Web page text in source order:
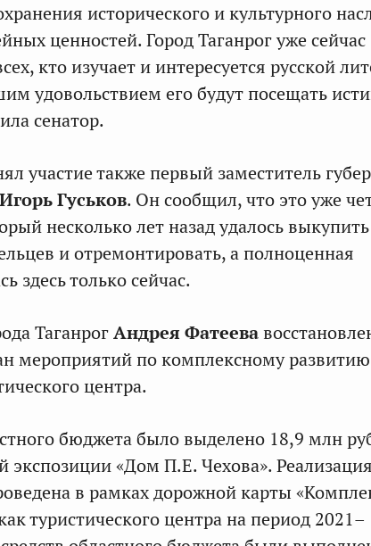
исторического и культурного
ценностей. Город Таганрог уже сейчас
кто изучает и интересуется русской
удовольствием его будут посещать
сенатор.
участие также первый заместитель
Игорь Гуськов. Он сообщил, что это уже
несколько лет назад удалось выкупить
и отремонтировать, а полноценная
здесь только сейчас.
ТаганрогАндрея Фатеева
мероприятий по комплексному развитию
центра.
бюджета было выделено 18,9 млн
экспозиции «Дом П.Е. Чехова». Реализация
в рамках дорожной карты
туристического центра на период 2021–